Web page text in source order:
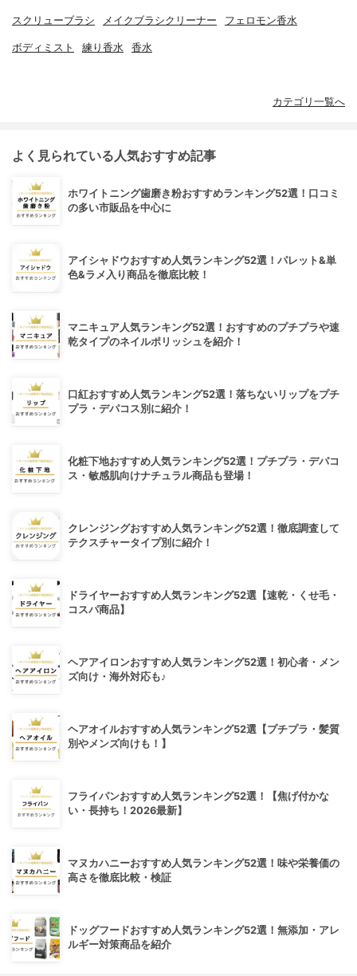
スクリューブラシ メイクブラシクリーナー フェロモン香水
ボディミスト 練り香水 香水
カテゴリ一覧へ
よく見られている人気おすすめ記事
ホワイトニング歯磨き粉おすすめランキング52選！口コミ
の多い市販品を中心に
アイシャドウおすすめ人気ランキング52選！パレット&単
色&ラメ入り商品を徹底比較！
マニキュア人気ランキング52選！おすすめのプチプラや速
乾タイプのネイルポリッシュを紹介！
口紅おすすめ人気ランキング52選！落ちないリップをプチ
プラ・デパコス別に紹介！
化粧下地おすすめ人気ランキング52選！プチプラ・デパコ
ス・敏感肌向けナチュラル商品も登場！
クレンジングおすすめ人気ランキング52選！徹底調査して
テクスチャータイプ別に紹介！
ドライヤーおすすめ人気ランキング52選【速乾・くせ毛・
コスパ商品】
ヘアアイロンおすすめ人気ランキング52選！初心者・メン
ズ向け・海外対応も♪
ヘアオイルおすすめ人気ランキング52選【プチプラ・髪質
別やメンズ向けも！】
フライパンおすすめ人気ランキング52選！【焦げ付かな
い・長持ち！2026最新】
マヌカハニーおすすめ人気ランキング52選！味や栄養価の
高さを徹底比較・検証
ドッグフードおすすめ人気ランキング52選！無添加・アレ
ルギー対策商品を紹介